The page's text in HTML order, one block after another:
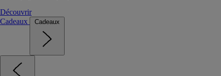
Découvrir
Cadeaux
Cadeaux